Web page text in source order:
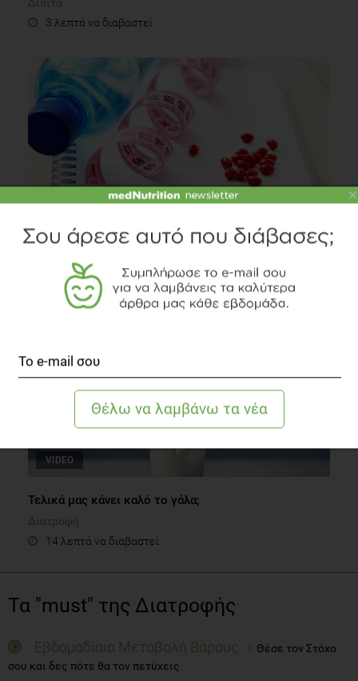
3 λεπτά να διαβαστεί
Γιατί είναι επικίνδυνες οι δίαιτες της μόδας;
1 λεπτό να διαβαστεί
VIDEO
Τελικά μας κάνει καλό το γάλα;
Διατροφή
14 λεπτά να διαβαστεί
Τα "must" της Διατροφής
Εβδομαδίαια Μεταβολή Βάρους
Θέσε τον Στόχο
σου και δες πότε θα τον πετύχεις
×